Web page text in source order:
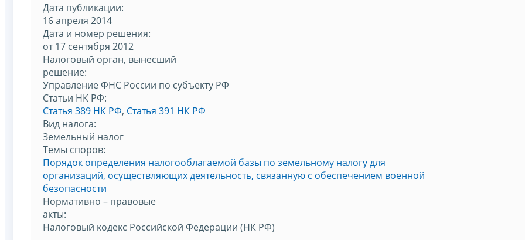
Дата публикации:
16 апреля 2014
Дата и номер решения:
от 17 сентября 2012
Налоговый орган, вынесший
решение:
Управление ФНС России по субъекту РФ
Статьи НК РФ:
Статья 389 НК РФ, Статья 391 НК РФ
Вид налога:
Земельный налог
Темы споров:
Порядок определения налогооблагаемой базы по земельному налогу для
организаций, осуществляющих деятельность, связанную с обеспечением военной
безопасности
Нормативно – правовые
акты:
Налоговый кодекс Российской Федерации (НК РФ)